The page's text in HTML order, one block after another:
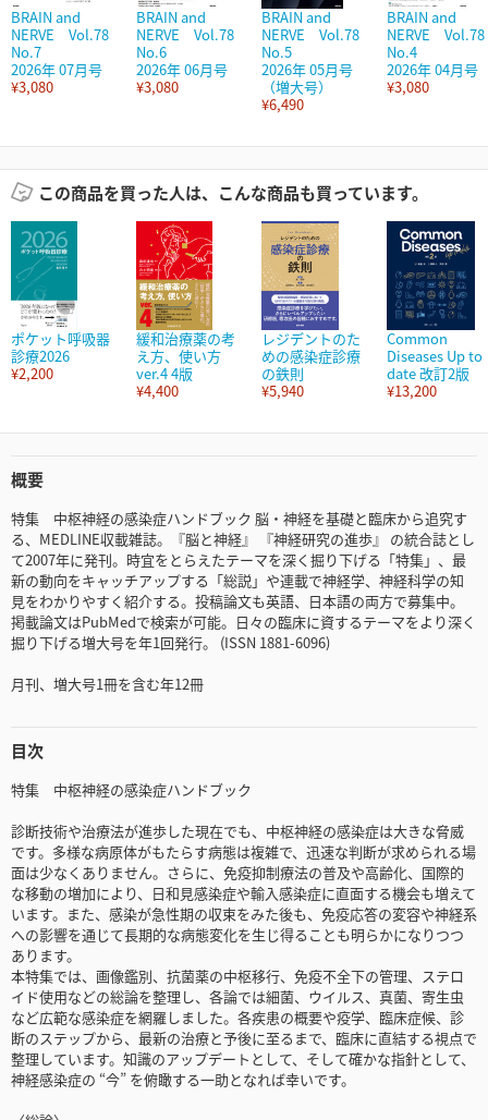
BRAIN and
NERVE Vol.78
No.7
2026年 07月号
¥3,080
BRAIN and
NERVE Vol.78
No.6
2026年 06月号
¥3,080
BRAIN and
NERVE Vol.78
No.5
2026年 05月号
（増大号）
¥6,490
BRAIN and
NERVE Vol.78
No.4
2026年 04月号
¥3,080
この商品を買った人は、こんな商品も買っています。
ポケット呼吸器
診療2026
¥2,200
緩和治療薬の考
え方、使い方
ver.4 4版
¥4,400
レジデントのた
めの感染症診療
の鉄則
¥5,940
Common
Diseases Up to
date 改訂2版
¥13,200
概要
特集 中枢神経の感染症ハンドブック 脳・神経を基礎と臨床から追究す
る、MEDLINE収載雑誌。『脳と神経』 『神経研究の進歩』 の統合誌とし
て2007年に発刊。時宜をとらえたテーマを深く掘り下げる「特集」、最
新の動向をキャッチアップする「総説」や連載で神経学、神経科学の知
見をわかりやすく紹介する。投稿論文も英語、日本語の両方で募集中。
掲載論文はPubMedで検索が可能。日々の臨床に資するテーマをより深く
掘り下げる増大号を年1回発行。 (ISSN 1881-6096)
月刊、増大号1冊を含む年12冊
目次
特集 中枢神経の感染症ハンドブック
診断技術や治療法が進歩した現在でも、中枢神経の感染症は大きな脅威
です。多様な病原体がもたらす病態は複雑で、迅速な判断が求められる場
面は少なくありません。さらに、免疫抑制療法の普及や高齢化、国際的
な移動の増加により、日和見感染症や輸入感染症に直面する機会も増えて
います。また、感染が急性期の収束をみた後も、免疫応答の変容や神経系
への影響を通じて長期的な病態変化を生じ得ることも明らかになりつつ
あります。
本特集では、画像鑑別、抗菌薬の中枢移行、免疫不全下の管理、ステロ
イド使用などの総論を整理し、各論では細菌、ウイルス、真菌、寄生虫
など広範な感染症を網羅しました。各疾患の概要や疫学、臨床症候、診
断のステップから、最新の治療と予後に至るまで、臨床に直結する視点で
整理しています。知識のアップデートとして、そして確かな指針として、
神経感染症の “今” を俯瞰する一助となれば幸いです。